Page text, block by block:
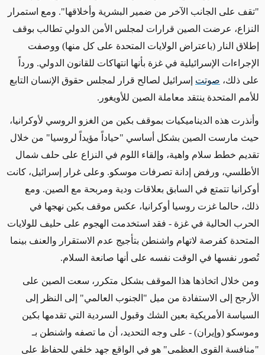
"تقف على الجانب الآخر من ضمير البشرية وأخلاقها". ومع استمرار
النزاع، عرضت الصين قرارات لمجلس الأمن الدولي تطالب بوقف
إطلاق النار (باعتراض الولايات المتحدة على كل منها) ووصفت
الإجراءات الإسرائيلية في غزة بأنها انتهاكات للقانون الدولي. ورداً
على ذلك، صوتت إسرائيل لصالح قرار لمجلس حقوق الإنسان التابع
للأمم المتحدة ينتقد معاملة الصين للأويغور.
وأنذرت هذه الديناميكيات بموقف بكين من الغزو الروسي لأوكرانيا،
حيث مارست الصين بشكل أساسي "حياداً مؤيداً لروسيا" من خلال
تقديم خطط سلام واهية، وإلقاء اللوم في النزاع على حلف شمال
الأطلسي، ورفض إدانة تصرفات موسكو. وعلى غرار إسرائيل، كانت
أوكرانيا تتمتع في السابق بعلاقات ودية ومربحة مع الصين. ومع
ذلك، حالما غزت روسيا أوكرانيا، عكس موقف بكين نهجها في
الحرب الحالية في غزة - فقد استخدمت الهجوم على حليف للولايات
المتحدة كفرصة لاتهام واشنطن بتأجيج عدم الاستقرار والعنف بينما
تُصور نفسها في الوقت نفسه على أنها صانعة السلام.
ومن خلال اتخاذها هذا الموقف بشكل متكرر، سعت الصين على
الأرجح إلى الاستفادة من ميل "الجنوب العالمي" إلى النظر
إلى
السياسة الأمريكية بعين الشك وقبول السردية التي تقدمها بكين
وموسكو (وإيران) - على وجه التحديد، أن ما تصفه واشنطن بـ
"منافسة القوى العظمى" هو في الواقع جهد خلفي للحفاظ على